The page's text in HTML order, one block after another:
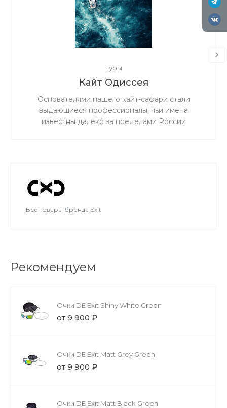
Туры
Кайт Одиссея
Основателями нашего кайт-сафари стали
выдающиеся профессионалы, чьи имена
известны далеко за пределами России
Все товары бренда Exit
Рекомендуем
Очки DE Exit Shiny White Green
от 9 900 ₽
Очки DE Exit Matt Grey Green
от 9 900 ₽
Очки DE Exit Matt Black Green